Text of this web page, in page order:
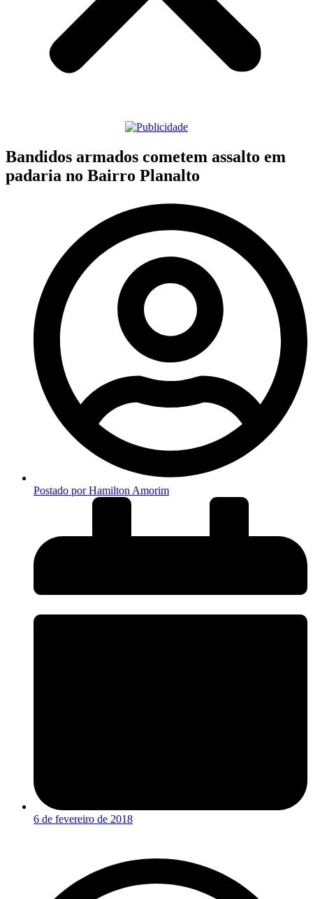
Bandidos armados cometem assalto em
padaria no Bairro Planalto
Postado porHamilton Amorim
6 de fevereiro de 2018